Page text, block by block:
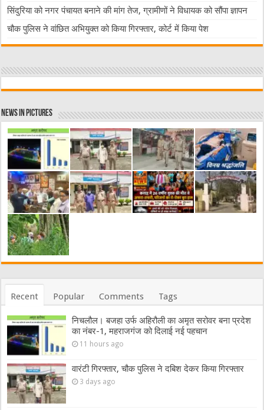
सिंदुरिया को नगर पंचायत बनाने की मांग तेज, ग्रामीणों ने विधायक को सौंपा ज्ञापन
चौक पुलिस ने वांछित अभियुक्त को किया गिरफ्तार, कोर्ट में किया पेश
News in Pictures
Recent Popular Comments Tags
निचलौल। बजहा उर्फ अहिरौली का अमृत सरोवर बना प्रदेश
का नंबर-1, महराजगंज को दिलाई नई पहचान
11 hours ago
वारंटी गिरफ्तार, चौक पुलिस ने दबिश देकर किया गिरफ्तार
3 days ago